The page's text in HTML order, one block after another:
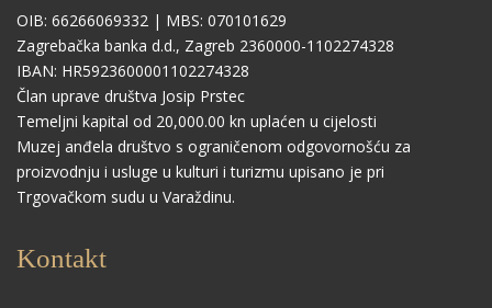
OIB: 66266069332 | MBS: 070101629
Zagrebačka banka d.d., Zagreb 2360000-1102274328
IBAN: HR5923600001102274328
Član uprave društva Josip Prstec
Temeljni kapital od 20,000.00 kn uplaćen u cijelosti
Muzej anđela društvo s ograničenom odgovornošću za
proizvodnju i usluge u kulturi i turizmu upisano je pri
Trgovačkom sudu u Varaždinu.
Kontakt